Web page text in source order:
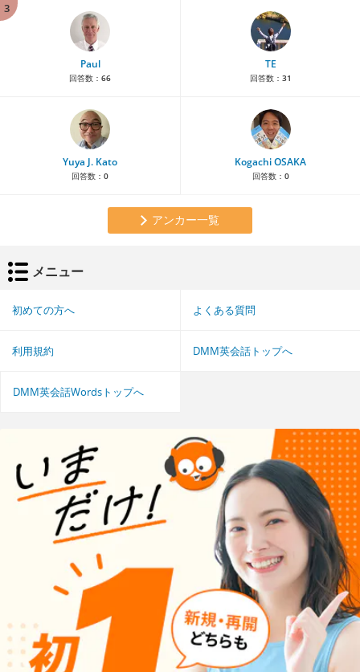
3
Paul
回答数： 66
TE
回答数： 31
Yuya J. Kato
回答数： 0
Kogachi OSAKA
回答数： 0
アンカー一覧
メニュー
初めての方へ よくある質問
利用規約 DMM英会話トップへ
DMM英会話Wordsトップへ